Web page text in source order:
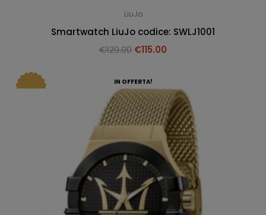
LiuJo
Smartwatch LiuJo codice: SWLJ1001
€129.00 €115.00
IN OFFERTA!